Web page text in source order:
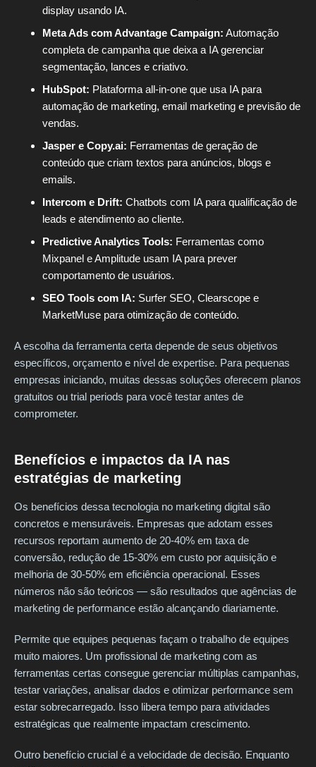
display usando IA.
Meta Ads com Advantage Campaign: Automação
completa de campanha que deixa a IA gerenciar
segmentação, lances e criativo.
HubSpot: Plataforma all-in-one que usa IA para
automação de marketing, email marketing e previsão de
vendas.
Jasper e Copy.ai: Ferramentas de geração de
conteúdo que criam textos para anúncios, blogs e
emails.
Intercom e Drift: Chatbots com IA para qualificação de
leads e atendimento ao cliente.
Predictive Analytics Tools: Ferramentas como
Mixpanel e Amplitude usam IA para prever
comportamento de usuários.
SEO Tools com IA: Surfer SEO, Clearscope e
MarketMuse para otimização de conteúdo.
A escolha da ferramenta certa depende de seus objetivos
específicos, orçamento e nível de expertise. Para pequenas
empresas iniciando, muitas dessas soluções oferecem planos
gratuitos ou trial periods para você testar antes de
comprometer.
Benefícios e impactos da IA nas
estratégias de marketing
Os benefícios dessa tecnologia no marketing digital são
concretos e mensuráveis. Empresas que adotam esses
recursos reportam aumento de 20-40% em taxa de
conversão, redução de 15-30% em custo por aquisição e
melhoria de 30-50% em eficiência operacional. Esses
números não são teóricos — são resultados que agências de
marketing de performance estão alcançando diariamente.
Permite que equipes pequenas façam o trabalho de equipes
muito maiores. Um profissional de marketing com as
ferramentas certas consegue gerenciar múltiplas campanhas,
testar variações, analisar dados e otimizar performance sem
estar sobrecarregado. Isso libera tempo para atividades
estratégicas que realmente impactam crescimento.
Outro benefício crucial é a velocidade de decisão. Enquanto